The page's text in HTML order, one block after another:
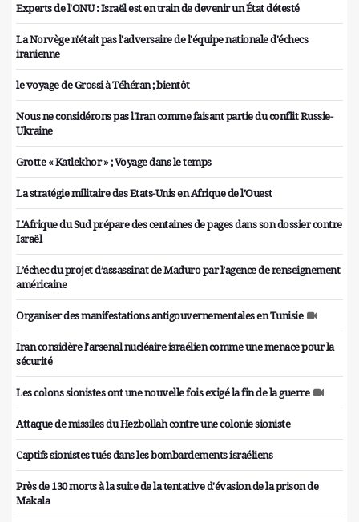
Experts de l'ONU : Israël est en train de devenir un État détesté
La Norvège n'était pas l'adversaire de l'équipe nationale d'échecs
iranienne
le voyage de Grossi à Téhéran ; bientôt
Nous ne considérons pas l'Iran comme faisant partie du conflit Russie-
Ukraine
Grotte « Katlekhor » ; Voyage dans le temps
La stratégie militaire des Etats-Unis en Afrique de l’Ouest
L'Afrique du Sud prépare des centaines de pages dans son dossier contre
Israël
L’échec du projet d’assassinat de Maduro par l’agence de renseignement
américaine
Organiser des manifestations antigouvernementales en Tunisie
Iran considère l'arsenal nucléaire israélien comme une menace pour la
sécurité
Les colons sionistes ont une nouvelle fois exigé la fin de la guerre
Attaque de missiles du Hezbollah contre une colonie sioniste
Captifs sionistes tués dans les bombardements israéliens
Près de 130 morts à la suite de la tentative d'évasion de la prison de
Makala